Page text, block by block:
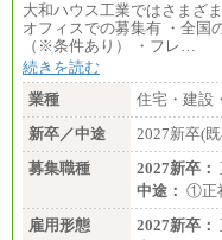
【エアサー
月給
・試用期間
大和ハウス工業ではさまざ
オフィスでの募集有 ・全国
（※条件あり） ・フレ…
続きを読む
業種
住宅・建設
新卒／中途
2027新卒(
募集職種
2027新卒：
中途： ①正
雇用形態
2027新卒：